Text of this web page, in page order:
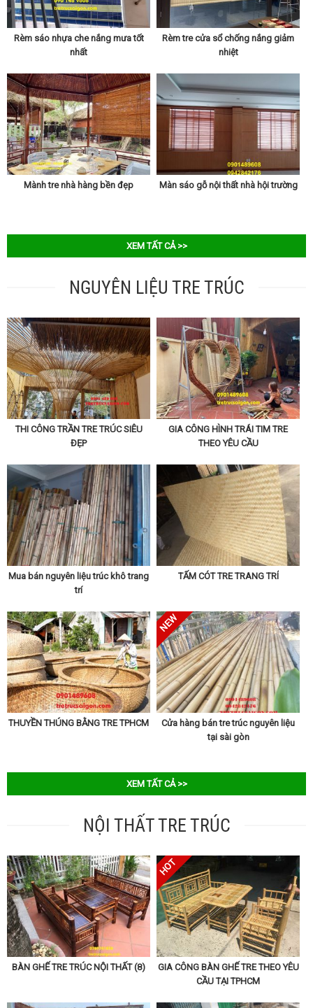
Rèm sáo nhựa che nắng mưa tốt
nhất
Rèm tre cửa sổ chống nắng giảm
nhiệt
Mành tre nhà hàng bền đẹp Màn sáo gỗ nội thất nhà hội trường
XEM TẤT CẢ >>
NGUYÊN LIỆU TRE TRÚC
THI CÔNG TRẦN TRE TRÚC SIÊU
ĐẸP
GIA CÔNG HÌNH TRÁI TIM TRE
THEO YÊU CẦU
Mua bán nguyên liệu trúc khô trang
trí
TẤM CÓT TRE TRANG TRÍ
THUYỀN THÚNG BẰNG TRE TPHCM
Cửa hàng bán tre trúc nguyên liệu
tại sài gòn
XEM TẤT CẢ >>
NỘI THẤT TRE TRÚC
BÀN GHẾ TRE TRÚC NỘI THẤT (8)
GIA CÔNG BÀN GHẾ TRE THEO YÊU
CẦU TẠI TPHCM